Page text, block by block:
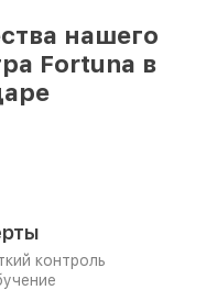
нашего
Fortuna в
контроль